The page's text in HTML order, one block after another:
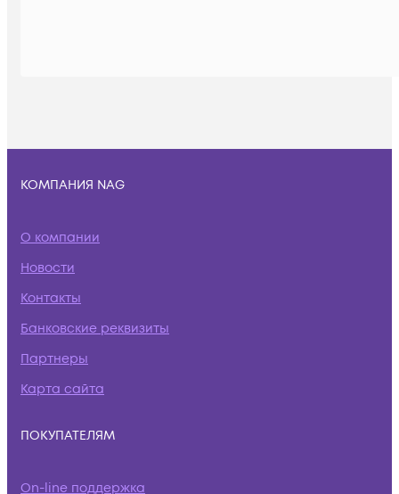
КОМПАНИЯ NAG
О компании
Новости
Контакты
Банковские реквизиты
Партнеры
Карта сайта
ПОКУПАТЕЛЯМ
On-line поддержка